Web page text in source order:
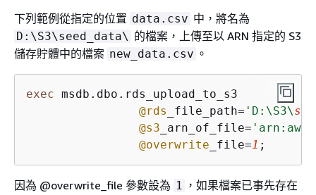
下列範例從指定的位置 data.csv 中，將名為
D:\S3\seed_data\ 的檔案，上傳至以 ARN 指定的 S3
儲存貯體中的檔案 new_data.csv 。
exec msdb.dbo.rds_upload_to_s3
@rds
_file_path= 'D:\S3\
@s3 _arn_of_file=
@overwrite _file=1 ;
因為 @overwrite_file 參數設為 1 ，如果檔案已事先存在